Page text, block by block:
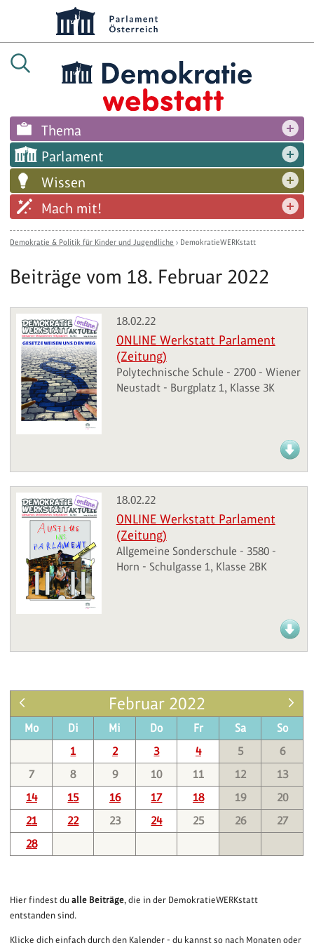
Thema
Parlament
Wissen
Mach mit!
Demokratie & Politik für Kinder und Jugendliche › DemokratieWERKstatt
Beiträge vom 18. Februar 2022
18.02.22
ONLINE Werkstatt Parlament
(Zeitung)
Polytechnische Schule - 2700 - Wiener
Neustadt - Burgplatz 1, Klasse 3K
18.02.22
ONLINE Werkstatt Parlament
(Zeitung)
Allgemeine Sonderschule - 3580 -
Horn - Schulgasse 1, Klasse 2BK
Februar 2022
Mo Di Mi Do Fr Sa
So
1
2 3 4 5
6
7
8 9 10 11 12
13
14
15 16 17 18 19
20
21
22 23 24 25 26
27
28
Hier findest dualle Beiträge, die in der DemokratieWERKstatt
entstanden sind.
Klicke dich einfach durch den Kalender - du kannst so nach Monaten oder